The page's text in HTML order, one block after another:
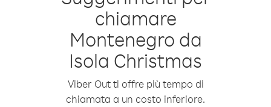
chiamare
Montenegro da
Isola Christmas
Viber Out ti offre più tempo di
chiamata a un costo inferiore.